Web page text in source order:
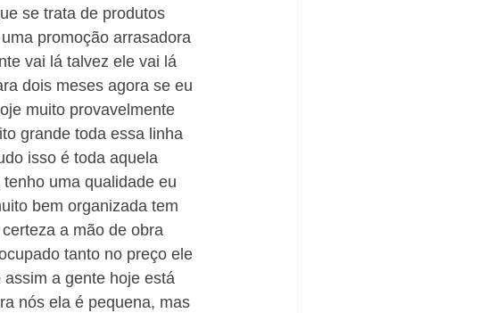
se trata de produtos
promoção arrasadora
vai lá talvez ele vai lá
dois meses agora se eu
muito provavelmente
grande toda essa linha
isso é toda aquela
uma qualidade eu
bem organizada tem
a mão de obra
tanto no preço ele
a gente hoje está
nós ela é pequena, mas